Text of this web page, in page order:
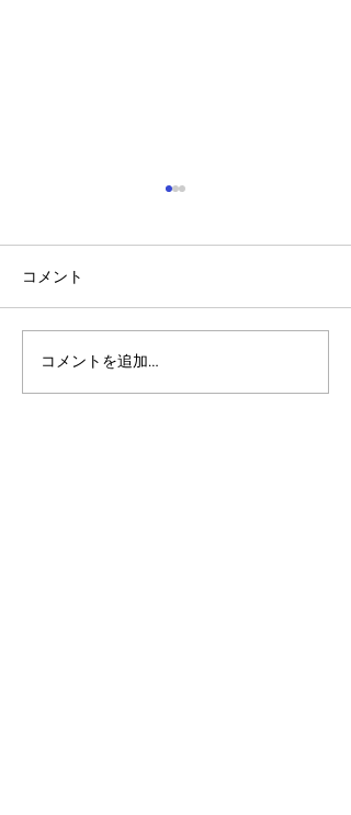
アルゴランドのポスト量
子暗号（PQC）ロードマ
コメント
コメントを追加…